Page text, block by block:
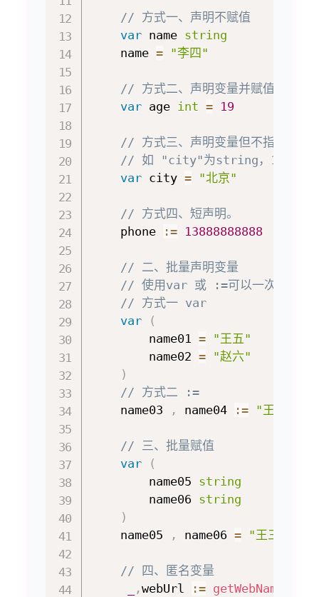
// 方式一、声明不赋值
var name string
    name
= "李四"
// 方式二、声明变量并赋值
var age int = 19
// 方式三、声明变量但不指定类型
// 如 "city"为string，10为int
var city = "北京"
// 方式四、短声明。
    phone
:= 13888888888
// 二、批量声明变量
// 使用var 或 :=可以一次性声明
// 方式一 var
var
(
        name01
=
"王五"
        name02
=
"赵六"
)
// 方式二 :=
    name03
, name04 := "王一"
// 三、批量赋值
var
(
        name05
string
        name06
string
)
    name05
, name06 = "王三"
// 四、匿名变量
,webUrl := getWebName